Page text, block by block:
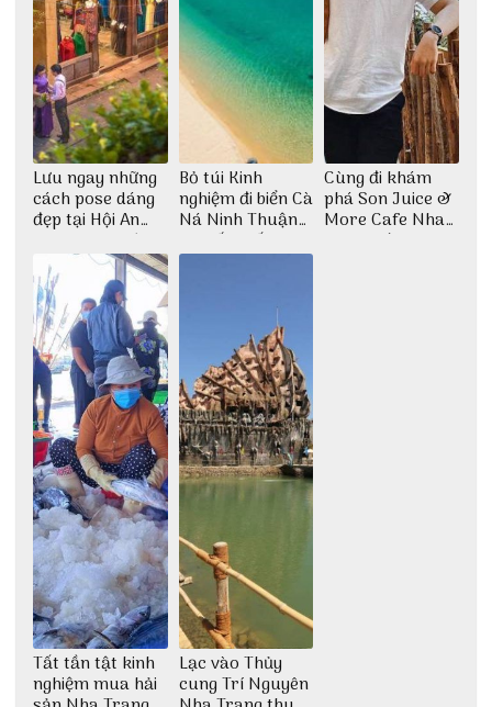
Lưu ngay những
cách pose dáng
đẹp tại Hội An
cho dân nghiện
sống ảo
Bỏ túi Kinh
nghiệm đi biển Cà
Ná Ninh Thuận
chi tiết nhất
Cùng đi khám
phá Son Juice &
More Cafe Nha
Trang với anh
Tất tần tật kinh
nghiệm mua hải
Lạc vào Thủy
cung Trí Nguyên